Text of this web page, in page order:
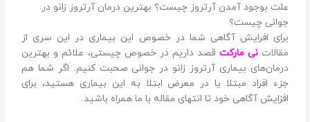
علت بوجود آمدن آرتروز چیست؟ بهترین درمان آرتروز زانو در
جوانی چیست؟
برای افرایش آگاهی شما در خصوص این بیماری در این سری از
مقالاتنی مارکت قصد داریم در خصوص چیستی، علائم و بهترین
درمان‌های بیماری آرتروز زانو در جوانی صحبت کنیم. اگر شما هم
جزء افراد مبتلا یا در معرض ابتلا به این بیماری هستید، برای
افزایش آگاهی خود تا انتهای مقاله با ما همراه باشید.